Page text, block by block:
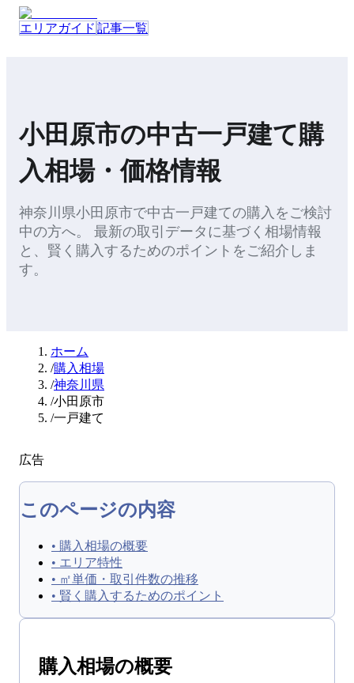
エリアガイド 記事一覧
小田原市の中古一戸建て購
入相場・価格情報
神奈川県小田原市で中古一戸建ての購入 をご検討
中の方へ。 最新の取引データに基づく相場情報
と、 賢く購入するためのポイント をご紹介しま
す。
ホーム
/購入相場
/神奈川県
/小田原市
/一戸建て
広告
このページの内容
• 購入相場の概要
• エリア特性
• ㎡単価・取引件数の推移
• 賢く購入するためのポイント
購入相場の概要